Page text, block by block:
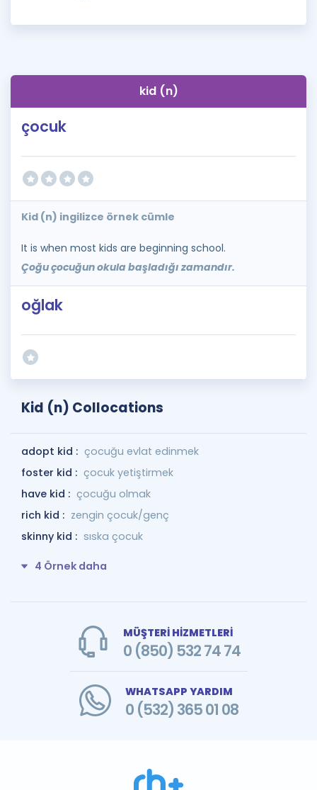
kid (n)
çocuk
Kid (n) ingilizce örnek cümle
It is when most kids are beginning school.
Çoğu çocuğun okula başladığı zamandır.
oğlak
Kid (n) Collocations
adopt kid : çocuğu evlat edinmek
foster kid : çocuk yetiştirmek
have kid : çocuğu olmak
rich kid : zengin çocuk/genç
skinny kid : sıska çocuk
4 Örnek daha
MÜŞTERİ HİZMETLERİ
0 (850) 532 74 74
WHATSAPP YARDIM
0 (532) 365 01 08